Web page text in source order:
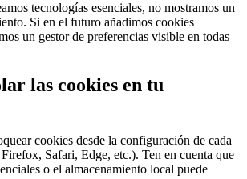
tecnologías esenciales, no mostramos un
Si en el futuro añadimos cookies
un gestor de preferencias visible en todas
las cookies en tu
cookies desde la configuración de cada
Safari, Edge, etc.). Ten en cuenta que
o el almacenamiento local puede